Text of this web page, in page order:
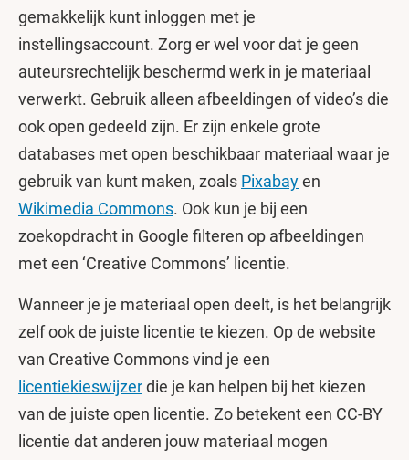
gemakkelijk kunt inloggen met je
instellingsaccount. Zorg er wel voor dat je geen
auteursrechtelijk beschermd werk in je materiaal
verwerkt. Gebruik alleen afbeeldingen of video’s die
ook open gedeeld zijn. Er zijn enkele grote
databases met open beschikbaar materiaal waar je
gebruik van kunt maken, zoals Pixabayen
Wikimedia Commons. Ook kun je bij een
zoekopdracht in Google filteren op afbeeldingen
met een ‘Creative Commons’ licentie.
Wanneer je je materiaal open deelt, is het belangrijk
zelf ook de juiste licentie te kiezen. Op de website
van Creative Commons vind je een
licentiekieswijzerdie je kan helpen bij het kiezen
van de juiste open licentie. Zo betekent een CC-BY
licentie dat anderen jouw materiaal mogen